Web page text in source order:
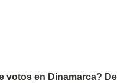
votos en Dinamarca?